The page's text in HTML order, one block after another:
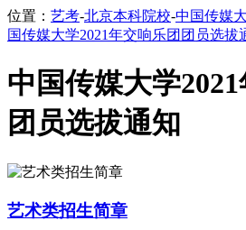
位置： 艺考-北京本科院校-中国传媒
国传媒大学2021年交响乐团团员选拔
中国传媒大学
团员选拔通知
艺术类招生简章